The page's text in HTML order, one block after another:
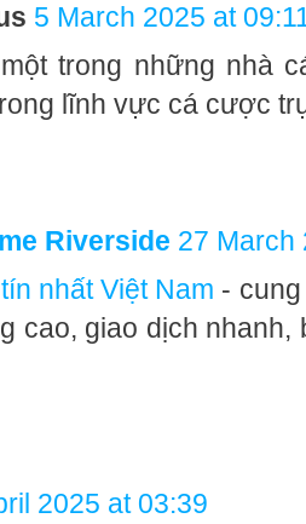
5 March 2025 at
trong những nhà
lĩnh vực cá cược
Riverside 27 March
nhất Việt Nam -
cao, giao dịch nhanh,
2025 at 03:39